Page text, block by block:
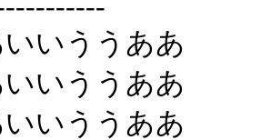
いううああ
いううああ
いううああ